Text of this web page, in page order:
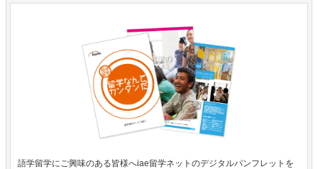
語学留学にご興味のある皆様へiae留学ネットのデジタルパンフレットを